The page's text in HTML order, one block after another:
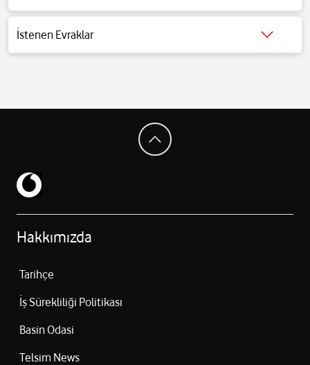
Detaylı bilgi içintıklayınız.
İstenen Evraklar
Detaylı bilgi içintıklayınız.
Hakkımızda
Tarihçe
İş Sürekliliği Politikası
Basin Odasi
Telsim News